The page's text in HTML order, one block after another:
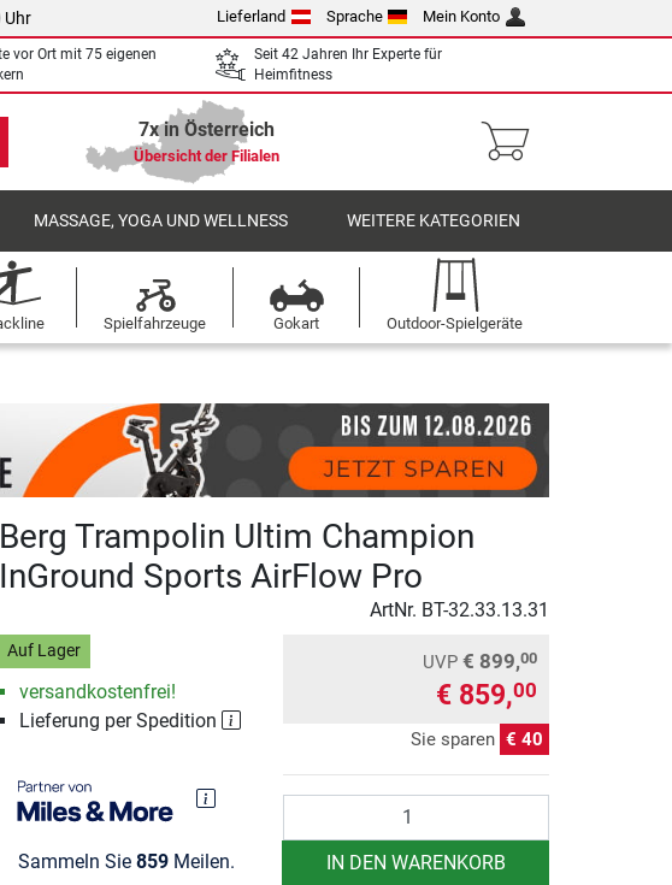
Uhr Lieferland Sprache Mein Konto
vor Ort mit 75 eigenen
Seit 42 Jahren Ihr Experte für
Heimfitness
7x in Österreich
Übersicht der Filialen
MASSAGE, YOGA UND WELLNESS WEITERE KATEGORIEN
Spielfahrzeuge Gokart Outdoor-Spielgeräte
Berg Trampolin Ultim Champion
InGround Sports AirFlow Pro
ArtNr. BT-32.33.13.31
Auf Lager
versandkostenfrei!
Lieferung per Spedition
Sammeln Sie 859Meilen.
UVP € 899,00
€ 859,00
Sie sparen € 40
IN DEN WARENKORB